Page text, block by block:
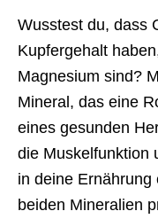
Wusstest du, dass
Kupfergehalt
Magnesium sind?
Mineral, das eine
eines gesunden
die Muskelfunktion
in deine
beiden Mineralien